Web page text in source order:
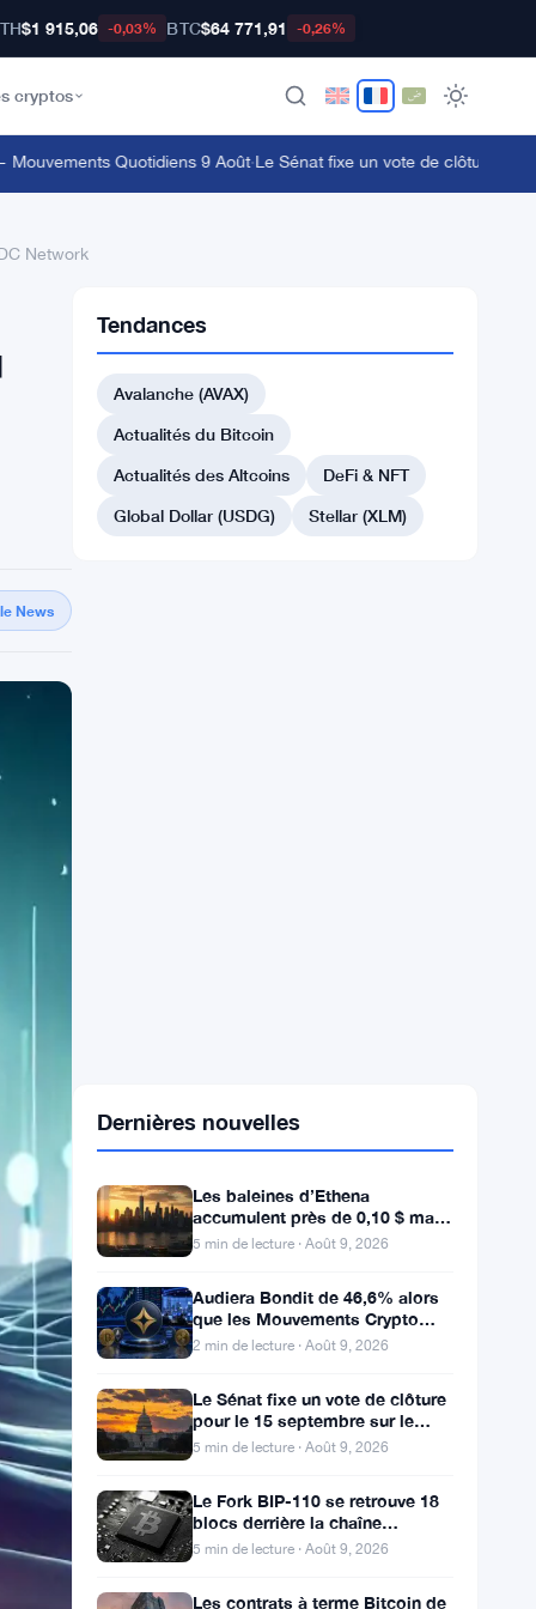
$1 915,06 -0,03% BTC$64 771,91 -0,26%
cryptos
Quotidiens 9 Août·Le Sénat fixe un vote de clôture pour le
Network
News
Tendances
Avalanche (AVAX)
Actualités du Bitcoin
Actualités des Altcoins
DeFi & NFT
Global Dollar (USDG)
Stellar (XLM)
Les baleines d’Ethena
les acheteurs de détail restent à
l’écart
5 min de lecture · Août 9, 2026
Audiera Bondit de 46,6% alors
Changent — Mouvements
2 min de lecture · Août 9, 2026